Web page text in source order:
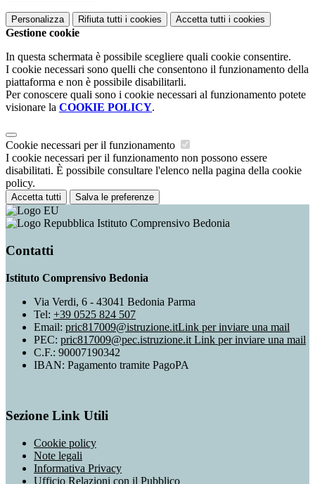
Personalizza Rifiuta tutti i cookies Accetta tutti i cookies
Gestione cookie
In questa schermata è possibile scegliere quali cookie consentire.
I cookie necessari sono quelli che consentono il funzionamento della
piattaforma e non è possibile disabilitarli.
Per conoscere quali sono i cookie necessari al funzionamento potete
visionare la COOKIE POLICY.
Cookie necessari per il funzionamento
I cookie necessari per il funzionamento non possono essere
disabilitati. È possibile consultare l'elenco nella pagina della cookie
policy.
Accetta tutti Salva le preferenze
Istituto Comprensivo Bedonia
Contatti
Istituto Comprensivo Bedonia
Via Verdi, 6 - 43041 Bedonia Parma
Tel: +39 0525 824 507
Email: pric817009@istruzione.itLink per inviare una mail
PEC: pric817009@pec.istruzione.it Link per inviare una mail
C.F.: 90007190342
IBAN: Pagamento tramite PagoPA
Sezione Link Utili
Cookie policy
Note legali
Informativa Privacy
Ufficio Relazioni con il Pubblico